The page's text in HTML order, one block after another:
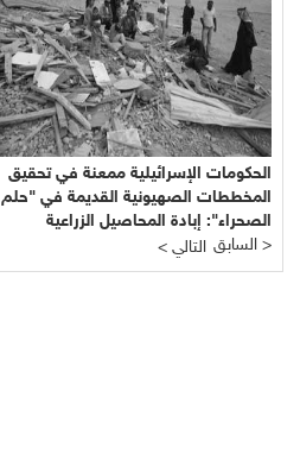
الحكومات الإسرائيلية ممعنة في تحقيق
المخططات الصهيونية القديمة في "حلم
الصحراء": إبادة المحاصيل الزراعية
لفلسطينيي النقب وتوظيف شعارات
حماية البيئة لنهب الأرض واجتثاث
< التالي السابق >